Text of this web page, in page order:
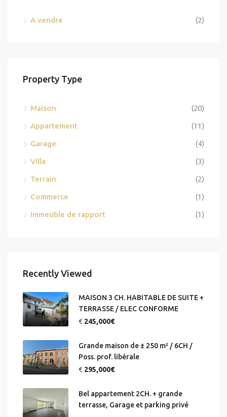
A vendre (2)
Property Type
Maison (20)
Appartement (11)
Garage (4)
Villa (3)
Terrain (2)
Commerce (1)
Immeuble de rapport (1)
Recently Viewed
MAISON 3 CH. HABITABLE DE SUITE +
TERRASSE / ELEC CONFORME
€ 245,000€
Grande maison de ± 250 m² / 6CH /
Poss. prof. libérale
€ 295,000€
Bel appartement 2CH. + grande
terrasse, Garage et parking privé